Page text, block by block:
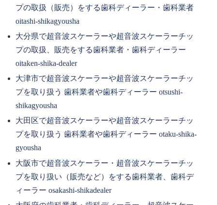
プの取扱（販売）をする歯科ディーラー・歯科業者
oitashi-shikagyousha
大分県で超音波スケーラーや超音波スケーラーチッ
プの取扱、販売をする歯科業者・歯科ディーラー
oitaken-shika-dealer
大津市で超音波スケーラーや超音波スケーラーチッ
プを取り扱う 歯科業者や歯科ディーラー otsushi-
shikagyousha
大田区で超音波スケーラーや超音波スケーラーチッ
プを取り扱う 歯科業者や歯科ディーラー otaku-shika-
gyousha
大阪市で超音波スケーラー・超音波スケーラーチッ
プを取り扱い（販売など）をする歯科業者、歯科デ
ィーラー osakashi-shikadealer